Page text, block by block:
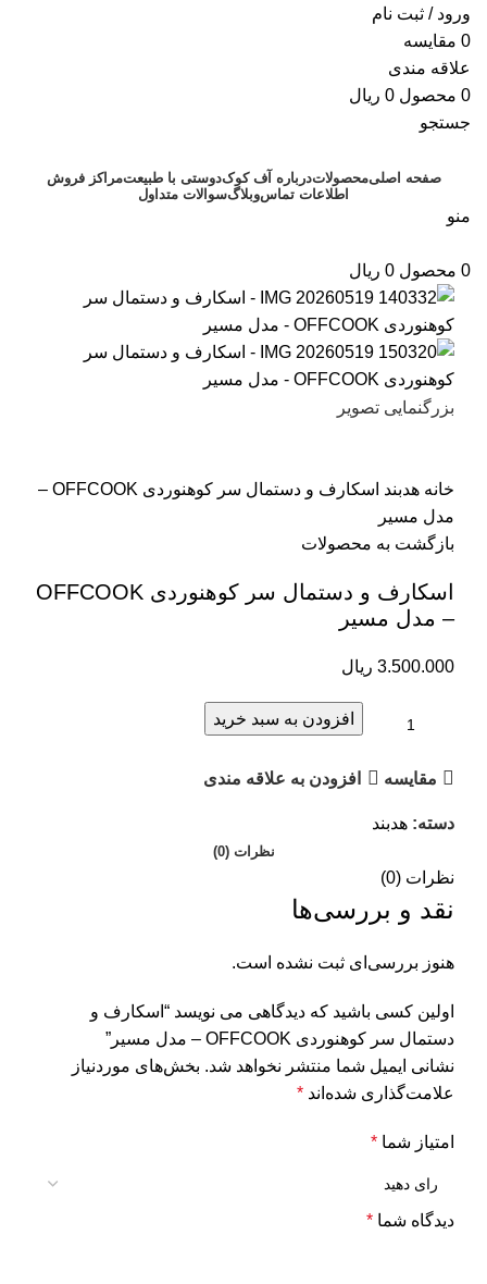
ورود / ثبت نام
0 مقایسه
علاقه مندی
0 محصول 0 ریال
جستجو
صفحه اصلیمحصولاتدرباره آف کوکدوستی با طبیعتمراکز فروش
اطلاعات تماسوبلاگسوالات متداول
منو
0 محصول 0 ریال
بزرگنمایی تصویر
خانه هدبند
اسکارف و دستمال سر کوهنوردی OFFCOOK –
مدل مسیر
بازگشت به محصولات
اسکارف و دستمال سر کوهنوردی OFFCOOK
– مدل مسیر
3.500.000 ریال
افزودن به سبد خرید
مقایسه افزودن به علاقه مندی
دسته: هدبند
نظرات (0)
نظرات (0)
نقد و بررسی‌ها
هنوز بررسی‌ای ثبت نشده است.
اولین کسی باشید که دیدگاهی می نویسد “اسکارف و
دستمال سر کوهنوردی OFFCOOK – مدل مسیر”
نشانی ایمیل شما منتشر نخواهد شد. بخش‌های موردنیاز
علامت‌گذاری شده‌اند *
امتیاز شما *
دیدگاه شما *